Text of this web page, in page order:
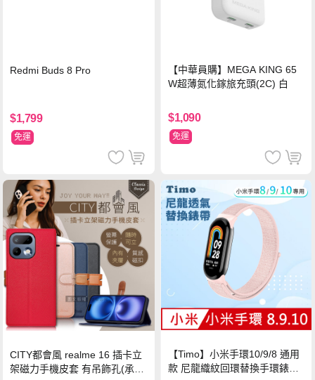
Redmi Buds 8 Pro
$1,799
免運
【中華員購】MEGA KING 65
W超薄氮化鎵旅充頭(2C) 白
$1,090
免運
CITY都會風 realme 16 插卡立
架磁力手機皮套 有吊飾孔(承諾
【Timo】小米手環10/9/8 通用
款 尼龍織紋回環替換手環錶帶-